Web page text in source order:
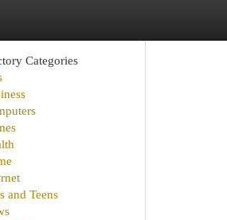
Categories
and Teens